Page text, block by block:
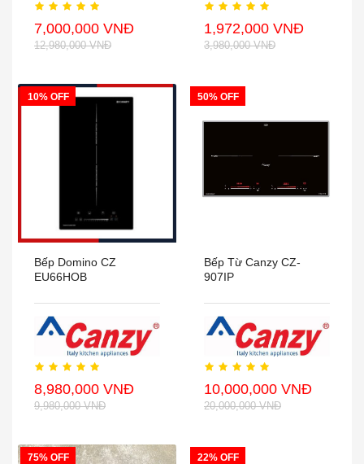
7,000,000 VNĐ
12,980,000 VNĐ
1,972,000 VNĐ
3,980,000 VNĐ
10% OFF
Bếp Domino CZ
EU66HOB
8,980,000 VNĐ
9,980,000 VNĐ
50% OFF
Bếp Từ Canzy CZ-
907IP
10,000,000 VNĐ
20,000,000 VNĐ
75% OFF 22% OFF